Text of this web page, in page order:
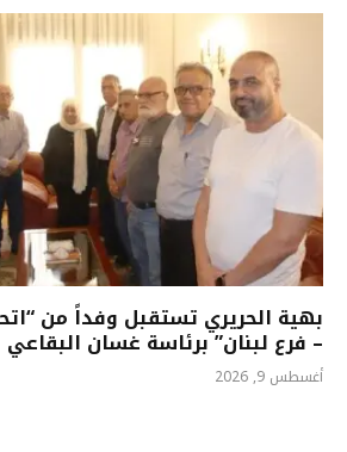
بهية الحريري تستقبل وفداً من
– فرع لبنان” برئاسة غسان البقاعي
أغسطس 9, 2026